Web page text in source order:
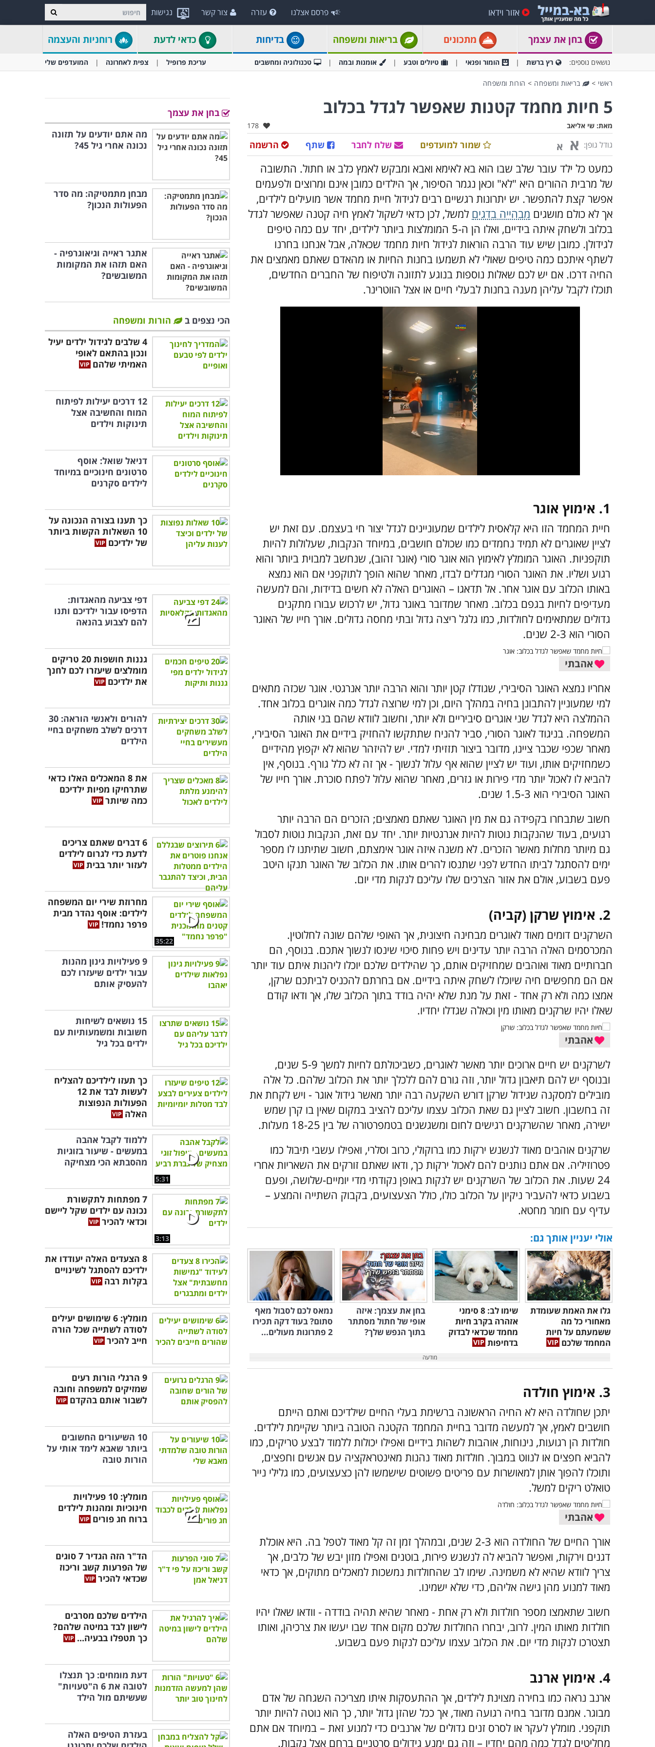
נגישות אזור וידאו פרסם אצלנו עזרה צור קשר
בחן את עצמך מתכונים בריאות ומשפחה בדיחות כדאי לדעת רוחניות והעצמה
נושאים נוספים: רץ ברשת הומור ופנאי טיולים וטבע אומנות ובמה טכנולוגיה ומחשבים עריכת פרופיל צפית לאחרונה המועדפים שלי
ראשי > בריאות ומשפחה > הורות ומשפחה
5 חיות מחמד קטנות שאפשר לגדל בכלוב
מאת: שי אליאב אהבו:
178
גודל גופן: א א הרשמה שתף שלח לחבר שמור למועדפים
כמעט כל ילד עובר שלב שבו הוא בא לאימא ואבא ומבקש לאמץ כלב או חתול. התשובה
של מרבית ההורים היא "לא" וכאן נגמר הסיפור, אך הילדים כמובן אינם ומרוצים ולפעמים
אפשר קצת להתפשר. יש יתרונות רגשיים רבים לגידול חיית מחמד אשר מועילים לילדים,
אך לא כולם מושגים מבהייה בדגים למשל, לכן כדאי לשקול לאמץ חיה קטנה שאפשר לגדל
בכלוב ולשחק איתה בידיים, ואלו הן ה-5 המומלצות ביותר לילדים, יחד עם כמה טיפים
לגידולן. כמובן שיש עוד הרבה הוראות לגידול חיות מחמד שכאלה, אבל אנחנו בחרנו
לשתף איתכם כמה טיפים שאולי לא תשמעו בחנות החיות או מהאדם שאתם מאמצים את
החיה דרכו. אם יש לכם שאלות נוספות בנוגע לתזונה ולטיפוח של החברים החדשים,
תוכלו לקבל עליהן מענה בחנות לבעלי חיים או אצל הווטרינר.
1. אימוץ אוגר
חיית המחמד הזו היא קלאסית לילדים שמעוניינים לגדל יצור חי בעצמם. עם זאת יש
לציין שאוגרים לא תמיד נחמדים כמו שכולם חושבים, במיוחד הנקבות, שעלולות להיות
תוקפניות. האוגר המומלץ לאימוץ הוא אוגר סורי (אוגר זהוב), שנחשב למבוית ביותר והוא
רגוע ושליו. את האוגר הסורי מגדלים לבדו, מאחר שהוא הופך לתוקפני אם הוא נמצא
באותו הכלוב עם אוגר אחר. אל תדאגו – האוגרים האלה לא חשים בדידות, והם למעשה
מעדיפים לחיות בגפם בכלוב. מאחר שמדובר באוגר גדול, יש לרכוש עבורו מתקנים
גדולים שמתאימים לחולדות, כמו גלגל ריצה גדול ובתי מחסה גדולים. אורך חייו של האוגר
הסורי הוא 2-3 שנים.
אהבתי
אחריו נמצא האוגר הסיבירי, שגודלו קטן יותר והוא הרבה יותר אנרגטי. אוגר שכזה מתאים
למי שמעוניין להתבונן בחיה במהלך היום, וכן למי שרוצה לגדל כמה אוגרים בכלוב אחד.
ההמלצה היא לגדל שני אוגרים סיביריים ולא יותר, וחשוב לוודא שהם בני אותה
המשפחה. בניגוד לאוגר הסורי, סביר להניח שתתקשו להחזיק בידיים את האוגר הסיבירי,
מאחר שכפי שכבר ציינו, מדובר ביצור תזזיתי למדי. יש להיזהר שהוא לא יקפוץ מהידיים
כשמחזיקים אותו, ועוד יש לציין שהוא אף עלול לנשוך - אך זה לא כלל גורף. בנוסף, אין
להביא לו לאכול יותר מדי פירות או גזרים, מאחר שהוא עלול לפתח סוכרת. אורך חייו של
האוגר הסיבירי הוא 1.5-3 שנים.
חשוב שתבחרו בקפידה גם את מין האוגר שאתם מאמצים; הזכרים הם הרבה יותר
רגועים, בעוד שהנקבות נוטות להיות אנרגטיות יותר. יחד עם זאת, הנקבות נוטות לסבול
גם מיותר מחלות מאשר הזכרים. לא משנה איזה אוגר אימצתם, חשוב שתיתנו לו מספר
ימים להסתגל לביתו החדש לפני שתנסו להרים אותו. את הכלוב של האוגר תנקו היטב
פעם בשבוע, אולם את אזור הצרכים שלו עליכם לנקות מדי יום.
2. אימוץ שרקן (קביה)
השרקנים דומים מאוד לאוגרים מבחינה חיצונית, אך האופי שלהם שונה לחלוטין.
המכרסמים האלה הרבה יותר עדינים ויש פחות סיכוי שינסו לנשוך אתכם. בנוסף, הם
חברותיים מאוד ואוהבים שמחזיקים אותם, כך שהילדים שלכם יוכלו ליהנות איתם עוד יותר
אם הם מחפשים חיה שיוכלו לשחק איתה בידיים. אם בחרתם להכניס לביתכם שרקן,
אמצו כמה ולא רק אחד - זאת על מנת שלא יהיה בודד בתוך הכלוב שלו, אך ודאו קודם
שאלו יהיו שרקנים מאותו מין וכאלה שגדלו יחדיו.
אהבתי
לשרקנים יש חיים ארוכים יותר מאשר לאוגרים, כשביכולתם לחיות למשך 5-9 שנים,
ובנוסף יש להם תיאבון גדול יותר, וזה גורם להם ללכלך יותר את הכלוב שלהם. כל אלה
מובילים למסקנה שגידול שרקן דורש השקעה רבה יותר מאשר גידול אוגר - ויש לקחת את
זה בחשבון. חשוב לציין גם שאת הכלוב עצמו עליכם להציב במקום שאין בו קרן שמש
ישירה, מאחר שהשרקנים רגישים לחום ומשגשגים בטמפרטורה של בין 18-25 מעלות.
שרקנים אוהבים מאוד לנשנש ירקות כמו ברוקולי, כרוב וסלרי, ואפילו עשבי תיבול כמו
פטרוזיליה. אם אתם נותנים להם לאכול ירקות כך, ודאו שאתם זורקים את השאריות אחרי
24 שעות. את הכלוב של השרקנים יש לנקות באופן נקודתי מדי יומיים-שלושה, ופעם
בשבוע כדאי להעביר ניקיון על הכלוב כולו, כולל הצעצועים, בקבוק השתייה והמצע –
עדיף עם חומר מחטא.
אולי יעניין אותך גם:
גלו את האמת שעומדת
מאחורי כל מה
ששמעתם על חיות
המחמד שלכם
שימו לב: 8 סימני
אזהרה בקרב חיות
מחמד שכדאי לבדוק
בדחיפות
בחן את עצמך: איזה
אופי של חתול מסתתר
בתוך הנפש שלך?
נמאס לכם לסבול מאף
סתום? בעוד דקה תכירו
2 פתרונות מעולים...
3. אימוץ חולדה
יתכן שחולדה היא לא החיה הראשונה ברשימת בעלי החיים שילדיכם ואתם הייתם
חושבים לאמץ, אך למעשה מדובר בחיית המחמד הקטנה הטובה ביותר שקיימת לילדים.
חולדות הן רגועות, נינוחות, אוהבות לשהות בידיים ואפילו יכולות ללמוד לבצע טריקים, כמו
להביא חפצים או לנווט במבוך. חולדות מאוד נהנות מאינטראקציה עם אנשים וחפצים,
ותוכלו להפוך אותן למאושרות עם פריטים פשוטים שישמשו להן כצעצועים, כמו גלילי נייר
טואלט ריקים למשל.
אהבתי
אורך החיים של החולדה הוא 2-3 שנים, ובמהלך זמן זה קל מאוד לטפל בה. היא אוכלת
דגנים וירקות, ואפשר להביא לה לנשנש פירות, בוטנים ואפילו מזון יבש של כלבים, אך
צריך לוודא שהיא לא משמינה. שימו לב שהחולדות נמשכות למאכלים מתוקים, אך כדאי
מאוד למנוע מהן גישה אליהם, כדי שלא ישמינו.
חשוב שתאמצו מספר חולדות ולא רק אחת - מאחר שהיא תהיה בודדה - וודאו שאלו יהיו
חולדות מאותו המין. לרוב, יבחרו החולדות שלכם מקום אחד שבו יעשו את צרכיהן, ואותו
תצטרכו לנקות מדי יום. את הכלוב עצמו עליכם לנקות פעם בשבוע.
4. אימוץ ארנב
ארנב נראה כמו בחירה מצוינת לילדים, אך ההתעסקות איתו מצריכה השגחה של אדם
מבוגר. אמנם מדובר בחיה רגועה מאוד, אך ככל שהזן גדול יותר, כך הוא נוטה להיות יותר
תוקפני. מומלץ לעקר או לסרס זנים גדולים של ארנבים כדי למנוע זאת – במיוחד אם אתם
מחליטים לגדל כמה מהם יחדיו – וזה גם ימנע גידולים סרטניים ברחם אצל נקבות.
בחן את עצמך
מה אתם יודעים על תזונה
נכונה אחרי גיל 45?
מבחן מתמטיקה: מה סדר
הפעולות הנכון?
אתגר ראייה וגיאוגרפיה -
האם תזהו את המקומות
המשובשים?
הכי נצפים ב
הורות ומשפחה
4 שלבים לגידול ילדים יעיל
ונכון בהתאם לאופי
האמיתי שלהם
12 דרכים יעילות לפיתוח
המוח והחשיבה אצל
תינוקות וילדים
דניאל שואל: אוסף
סרטונים חינוכיים במיוחד
לילדים סקרנים
כך תענו בצורה הנכונה על
10 השאלות הקשות ביותר
של ילדיכם
דפי צביעה מהאגדות:
הדפיסו עבור ילדיכם ותנו
להם לצבוע בהנאה
גננות חושפות 20 טריקים
מומלצים שיעזרו לכם לחנך
את ילדיכם
להורים ולאנשי הוראה: 30
דרכים לשלב משחקים בחיי
הילדים
את 8 המאכלים האלו כדאי
שתרחיקו מפיות ילדיכם
כמה שיותר
6 דברים שאתם צריכים
לדעת כדי לגרום לילדים
לעזור יותר בבית
35:22
מחרוזת שירי יום המשפחה
לילדים: אוסף נהדר מבית
פרפר נחמד!
9 פעילויות גינון מהנות
עבור ילדים שיעזרו לכם
להעסיק אותם
15 נושאים לשיחות
חשובות ומשמעותיות עם
ילדים בכל גיל
כך תעזו לילדיכם להצליח
לעשות לבד את 12
הפעולות הנפוצות
האלה
5:31
ללמוד לקבל אהבה
במעשים - שיעור בזוגיות
מהסבתא הכי מצחיקה
3:13
7 מפתחות לתקשורת
נכונה עם ילדים שקל ליישם
וכדאי להכיר
8 הצעדים האלה יעודדו את
ילדיכם להסתגל לשינויים
בקלות רבה
מומלץ: 6 שימושים יעילים
לסודה לשתייה שכל הורה
חייב להכיר
9 הרגלי הורות רעים
שמזיקים למשפחה וחובה
לשבור אותם בהקדם
10 השיעורים החשובים
ביותר שאבא לימד אותי על
הורות טובה
מומלץ: 10 פעילויות
חינוכיות ומהנות לילדים
ברוח חג פורים
הד"ר הזה הגדיר 7 סוגים
של הפרעות קשב וריכוז
שכדאי להכיר
הילדים שלכם מסרבים
לישון לבד במיטה שלהם?
כך תטפלו בבעיה...
דעת מומחים: כך תנצלו
לטובה את 6 ה"טעויות"
שעשיתם מול הילד
בעזרת הטיפים האלה